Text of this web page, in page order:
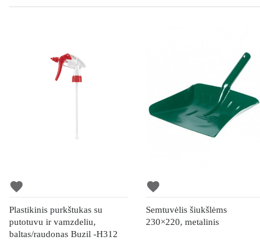
favorite
Plastikinis purkštukas su
putotuvu ir vamzdeliu,
baltas/raudonas Buzil -H312
favorite
Semtuvėlis šiukšlėms
230×220, metalinis